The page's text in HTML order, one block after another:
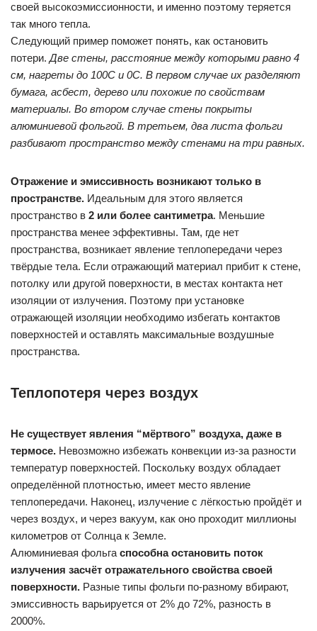
своей высокоэмиссионности, и именно поэтому теряется
так много тепла.
Следующий пример поможет понять, как остановить
потери. Две стены, расстояние между которыми равно 4
см, нагреты до 100С и 0С. В первом случае их разделяют
бумага, асбест, дерево или похожие по свойствам
материалы. Во втором случае стены покрыты
алюминиевой фольгой. В третьем, два листа фольги
разбивают пространство между стенами на три равных.
Отражение и эмиссивность возникают только в
пространстве. Идеальным для этого является
пространство в 2 или более сантиметра. Меньшие
пространства менее эффективны. Там, где нет
пространства, возникает явление теплопередачи через
твёрдые тела. Если отражающий материал прибит к стене,
потолку или другой поверхности, в местах контакта нет
изоляции от излучения. Поэтому при установке
отражающей изоляции необходимо избегать контактов
поверхностей и оставлять максимальные воздушные
пространства.
Теплопотеря через воздух
Не существует явления “мёртвого” воздуха, даже в
термосе. Невозможно избежать конвекции из-за разности
температур поверхностей. Поскольку воздух обладает
определённой плотностью, имеет место явление
теплопередачи. Наконец, излучение с лёгкостью пройдёт и
через воздух, и через вакуум, как оно проходит миллионы
километров от Солнца к Земле.
Алюминиевая фольга способна остановить поток
излучения засчёт отражательного свойства своей
поверхности. Разные типы фольги по-разному вбирают,
эмиссивность варьируется от 2% до 72%, разность в
2000%.